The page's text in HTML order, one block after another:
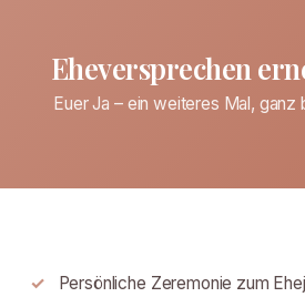
Eheversprechen
Euer Ja – ein weiteres Mal, ganz
Persönliche Zeremonie zum